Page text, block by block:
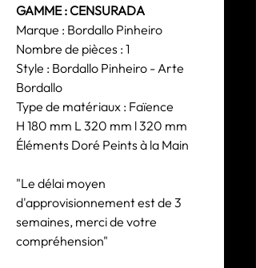
GAMME : CENSURADA
Marque : Bordallo Pinheiro
Nombre de pièces : 1
Style : Bordallo Pinheiro - Arte
Bordallo
Type de matériaux : Faïence
H 180 mm L 320 mm l 320 mm
Éléments Doré Peints à la Main
"Le délai moyen
d'approvisionnement est de 3
semaines, merci de votre
compréhension"